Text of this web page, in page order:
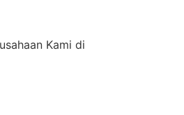
Kami di